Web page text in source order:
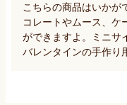
こちらの商品はいかが
コレートやムース、ケ
ができますよ。ミニサ
バレンタインの手作り